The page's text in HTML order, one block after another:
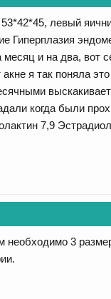
левый
Гиперплазия
и на два, вот
я так поняла
выскакивает
когда были
7,9
необходимо 3